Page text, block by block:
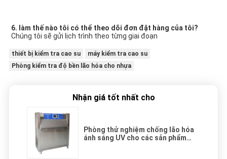
6. làm thế nào tôi có thể theo dõi đơn đặt hàng của tôi?
Chúng tôi sẽ gửi lịch trình theo từng giai đoạn
thiết bị kiểm tra cao su
máy kiểm tra cao su
Phòng kiểm tra độ bền lão hóa cho nhựa
Nhận giá tốt nhất cho
Phòng thử nghiệm chống lão hóa
ánh sáng UV cho các sản phẩm